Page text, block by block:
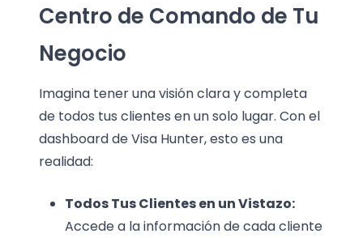
Centro de Comando de Tu
Negocio
Imagina tener una visión clara y completa
de todos tus clientes en un solo lugar. Con el
dashboard de Visa Hunter, esto es una
realidad:
Todos Tus Clientes en un Vistazo:
Accede a la información de cada cliente